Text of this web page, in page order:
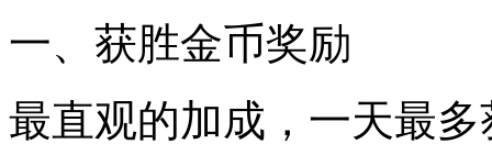
一、获胜金币奖励
最直观的加成，一天最多